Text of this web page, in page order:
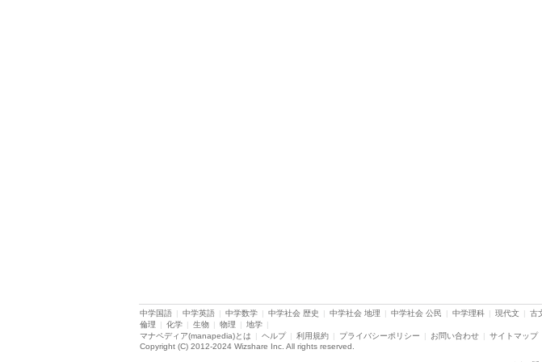
中学国語 | 中学英語 | 中学数学 | 中学社会 歴史 | 中学社会 地理 | 中学社会 公民 | 中学理科 | 現代文 | 古
倫理
| 化学 | 生物 | 物理 | 地学 |
マナペディア(manapedia)とは
| ヘルプ | 利用規約 | プライバシーポリシー | お問い合わせ | サイトマップ
Copyright (C) 2012-2024 Wizshare Inc. All rights reserved.